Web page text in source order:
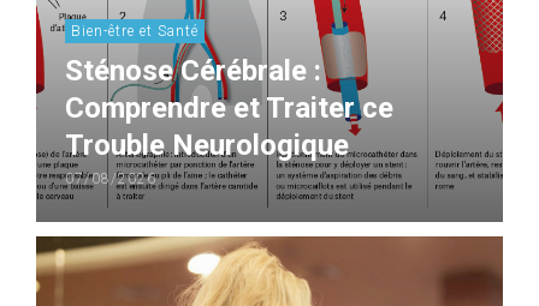
Bien-être et Santé
Sténose Cérébrale :
Comprendre et Traiter ce
Trouble Neurologique
07/08/2026